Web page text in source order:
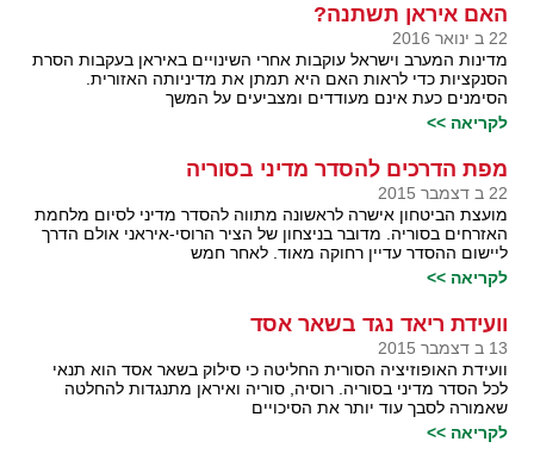
האם איראן תשתנה?
22 ב ינואר 2016
מדינות המערב וישראל עוקבות אחרי השינויים באיראן בעקבות הסרת
הסנקציות כדי לראות האם היא תמתן את מדיניותה האזורית.
הסימנים כעת אינם מעודדים ומצביעים על המשך
לקריאה >>
מפת הדרכים להסדר מדיני בסוריה
22 ב דצמבר 2015
מועצת הביטחון אישרה לראשונה מתווה להסדר מדיני לסיום מלחמת
האזרחים בסוריה. מדובר בניצחון של הציר הרוסי-איראני אולם הדרך
ליישום ההסדר עדיין רחוקה מאוד. לאחר חמש
לקריאה >>
וועידת ריאד נגד בשאר אסד
13 ב דצמבר 2015
וועידת האופוזיציה הסורית החליטה כי סילוק בשאר אסד הוא תנאי
לכל הסדר מדיני בסוריה. רוסיה, סוריה ואיראן מתנגדות להחלטה
שאמורה לסבך עוד יותר את הסיכויים
לקריאה >>